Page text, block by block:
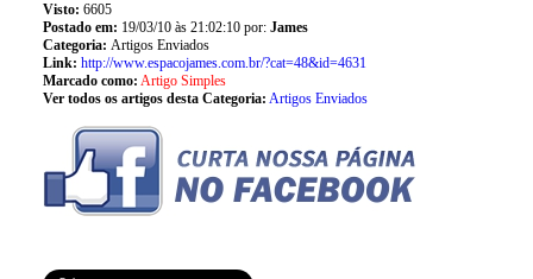
Visto: 6605
Postado em: 19/03/10 às 21:02:10 por: James
Categoria: Artigos Enviados
Link: http://www.espacojames.com.br/?cat=48&id=4631
Marcado como: Artigo Simples
Ver todos os artigos desta Categoria: Artigos Enviados